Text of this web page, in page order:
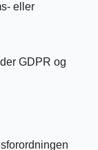
eller
GDPR og